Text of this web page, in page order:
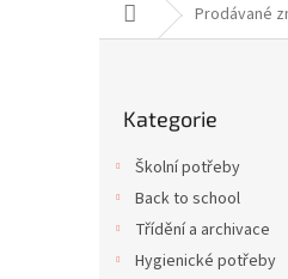
Domů Prodávané
kategorie
Kategorie
Školní potřeby
Back to school
Třídění a archivace
Hygienické potřeby